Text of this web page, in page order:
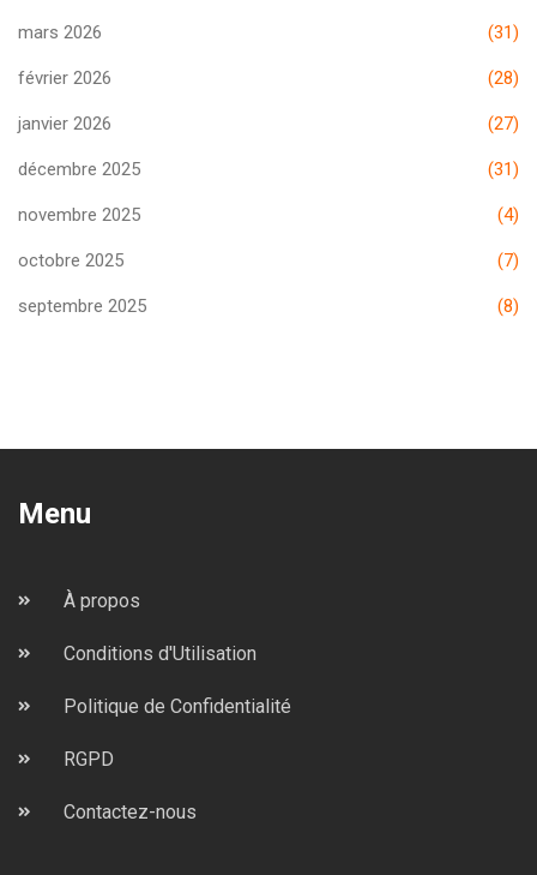
mars 2026 (31)
février 2026 (28)
janvier 2026 (27)
décembre 2025 (31)
novembre 2025 (4)
octobre 2025 (7)
septembre 2025 (8)
Menu
À propos
Conditions d'Utilisation
Politique de Confidentialité
RGPD
Contactez-nous